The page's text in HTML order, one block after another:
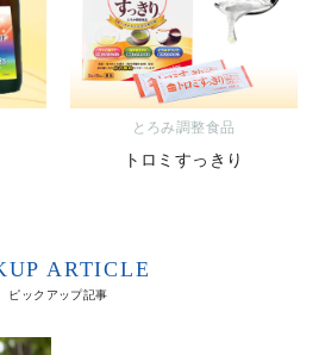
とろみ調整食品
トロミすっきり
ARTICLE
ピックアップ記事